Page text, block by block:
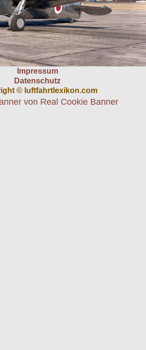
Impressum
Datenschutz
© luftfahrtlexikon.com
von Real Cookie Banner